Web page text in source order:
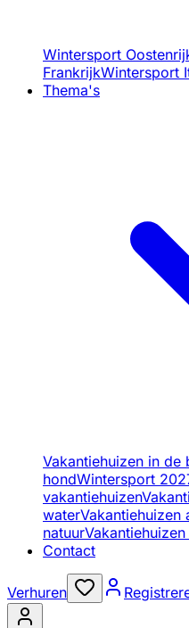
Wintersport
FrankrijkWintersport
Thema's
Vakantiehuizen in de
hondWintersport
vakantiehuizen
waterVakantiehuizen
natuur
Contact
Verhuren